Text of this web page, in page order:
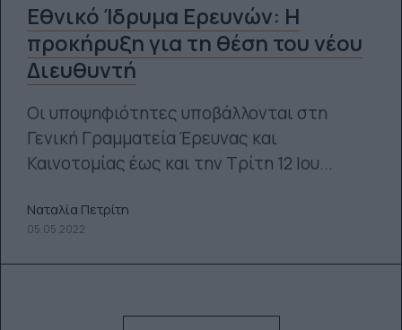
Εθνικό Ίδρυμα Ερευνών: Η
προκήρυξη για τη θέση του νέου
Διευθυντή
Οι υποψηφιότητες υποβάλλονται στη
Γενική Γραμματεία Έρευνας και
Καινοτομίας έως και την Τρίτη 12 Ιου...
Ναταλία Πετρίτη
05.05.2022